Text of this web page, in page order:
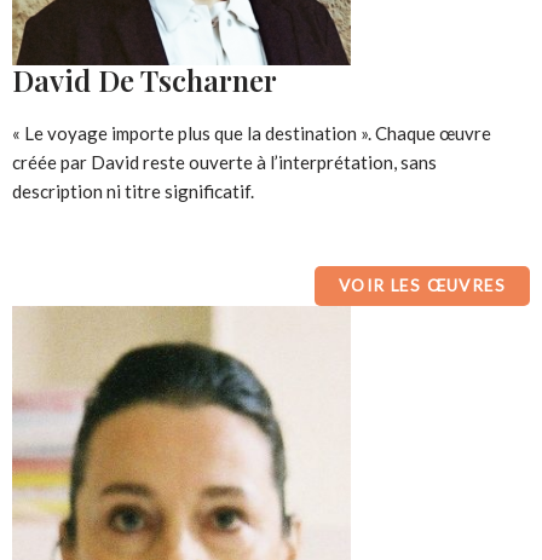
David De Tscharner
« Le voyage importe plus que la destination ». Chaque œuvre
créée par David reste ouverte à l’interprétation, sans
description ni titre significatif.
VOIR LES ŒUVRES